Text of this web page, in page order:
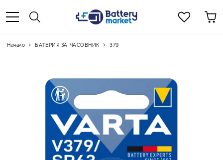
Начало БАТЕРИЯ ЗА ЧАСОВНИК 379